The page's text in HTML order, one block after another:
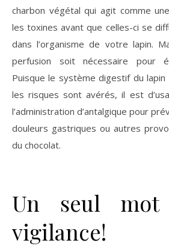
charbon végétal qui agit comme
les toxines avant que celles-ci se
dans l’organisme de votre lapin.
perfusion soit nécessaire pour
Puisque le système digestif du
les risques sont avérés, il est
l’administration d’antalgique pour
douleurs gastriques ou autres
du chocolat.
Un seul mot
vigilance!